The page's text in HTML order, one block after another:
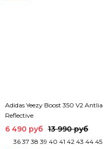
Adidas Yeezy Boost 350 V2 Antlia
Reflective
6 490 руб 13 990 руб
36 37 38 39 40 41 42 43 44 45